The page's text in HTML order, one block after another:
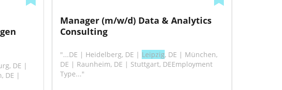
DE |
DE |
Manager (m/w/d) Data & Analytics
Consulting
"...DE | Heidelberg, DE | Leipzig, DE | München,
DE | Raunheim, DE | Stuttgart, DEEmployment
Type..."